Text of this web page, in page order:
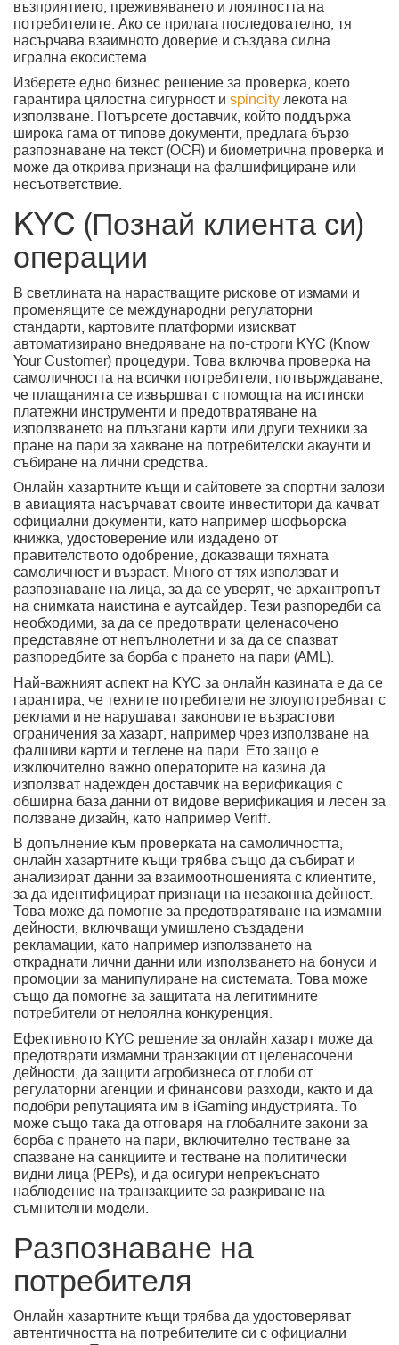
възприятието, преживяването и лоялността на
потребителите. Ако се прилага последователно, тя
насърчава взаимното доверие и създава силна
игрална екосистема.
Изберете едно бизнес решение за проверка, което
гарантира цялостна сигурност и spincity лекота на
използване. Потърсете доставчик, който поддържа
широка гама от типове документи, предлага бързо
разпознаване на текст (OCR) и биометрична проверка и
може да открива признаци на фалшифициране или
несъответствие.
KYC (Познай клиента си)
операции
В светлината на нарастващите рискове от измами и
променящите се международни регулаторни
стандарти, картовите платформи изискват
автоматизирано внедряване на по-строги KYC (Know
Your Customer) процедури. Това включва проверка на
самоличността на всички потребители, потвърждаване,
че плащанията се извършват с помощта на истински
платежни инструменти и предотвратяване на
използването на плъзгани карти или други техники за
пране на пари за хакване на потребителски акаунти и
събиране на лични средства.
Онлайн хазартните къщи и сайтовете за спортни залози
в авиацията насърчават своите инвеститори да качват
официални документи, като например шофьорска
книжка, удостоверение или издадено от
правителството одобрение, доказващи тяхната
самоличност и възраст. Много от тях използват и
разпознаване на лица, за да се уверят, че архантропът
на снимката наистина е аутсайдер. Тези разпоредби са
необходими, за да се предотврати целенасочено
представяне от непълнолетни и за да се спазват
разпоредбите за борба с прането на пари (AML).
Най-важният аспект на KYC за онлайн казината е да се
гарантира, че техните потребители не злоупотребяват с
реклами и не нарушават законовите възрастови
ограничения за хазарт, например чрез използване на
фалшиви карти и теглене на пари. Ето защо е
изключително важно операторите на казина да
използват надежден доставчик на верификация с
обширна база данни от видове верификация и лесен за
ползване дизайн, като например Veriff.
В допълнение към проверката на самоличността,
онлайн хазартните къщи трябва също да събират и
анализират данни за взаимоотношенията с клиентите,
за да идентифицират признаци на незаконна дейност.
Това може да помогне за предотвратяване на измамни
дейности, включващи умишлено създадени
рекламации, като например използването на
откраднати лични данни или използването на бонуси и
промоции за манипулиране на системата. Това може
също да помогне за защитата на легитимните
потребители от нелоялна конкуренция.
Ефективното KYC решение за онлайн хазарт може да
предотврати измамни транзакции от целенасочени
дейности, да защити агробизнеса от глоби от
регулаторни агенции и финансови разходи, както и да
подобри репутацията им в iGaming индустрията. То
може също така да отговаря на глобалните закони за
борба с прането на пари, включително тестване за
спазване на санкциите и тестване на политически
видни лица (PEPs), и да осигури непрекъснато
наблюдение на транзакциите за разкриване на
съмнителни модели.
Разпознаване на
потребителя
Онлайн хазартните къщи трябва да удостоверяват
автентичността на потребителите си с официални